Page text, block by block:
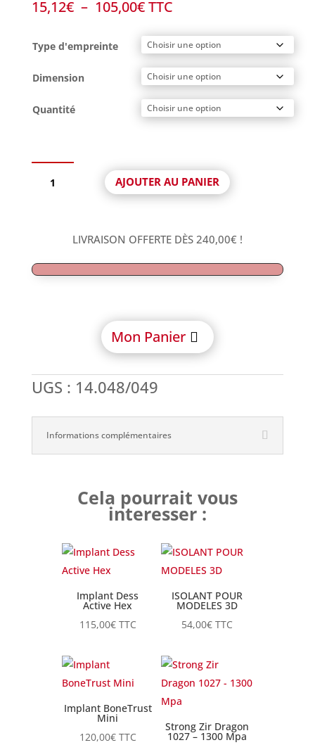
15,12€ – 105,00€Plage
prix :
15,12€
à
105,00€
TTC
Type d'empreinte
Dimension
Quantité
C/X
AJOUTER AU PANIER
LIVRAISON OFFERTE DÈS240,00€ !
Mon Panier
UGS : 14.048/049
Informations complémentaires
Cela pourrait vous
interesser :
Implant Dess
Active Hex
115,00€ TTC
ISOLANT POUR
MODELES 3D
54,00€ TTC
Implant BoneTrust
Mini
120,00€ TTC
Strong Zir Dragon
1027 – 1300 Mpa